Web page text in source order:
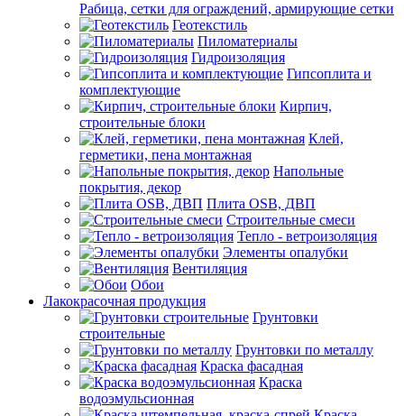
Рабица, сетки для ограждений, армирующие сетки
Геотекстиль
Пиломатериалы
Гидроизоляция
Гипсоплита и
комплектующие
Кирпич,
строительные блоки
Клей,
герметики, пена монтажная
Напольные
покрытия, декор
Плита OSB, ДВП
Строительные смеси
Тепло - ветроизоляция
Элементы опалубки
Вентиляция
Обои
Лакокрасочная продукция
Грунтовки
строительные
Грунтовки по металлу
Краска фасадная
Краска
водоэмульсионная